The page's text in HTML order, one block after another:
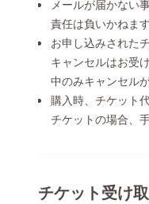
メールが届かない
責任は負いかねます
お申し込みされた
キャンセルはお受
中のみキャンセル
購入時、チケット
チケットの場合、
チケット受け